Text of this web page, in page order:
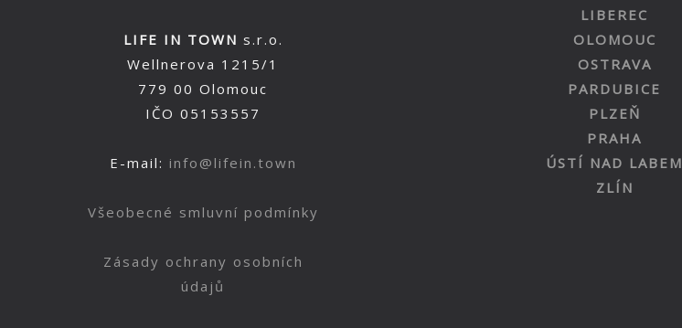
LIFE IN TOWN s.r.o.
Wellnerova 1215/1
779 00 Olomouc
IČO 05153557
E-mail: info@lifein.town
Všeobecné smluvní podmínky
Zásady ochrany osobních
údajů
LIBEREC
OLOMOUC
OSTRAVA
PARDUBICE
PLZEŇ
PRAHA
ÚSTÍ NAD LABEM
ZLÍN